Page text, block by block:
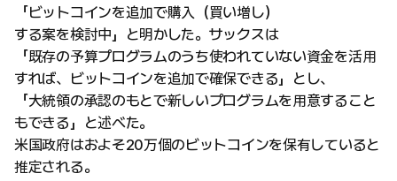
「ビットコインを追加で購入（買い増し）
する案を検討中」と明かした。サックスは
「既存の予算プログラムのうち使われていない資金を活用
すれば、ビットコインを追加で確保できる」とし、
「大統領の承認のもとで新しいプログラムを用意すること
もできる」と述べた。
米国政府はおよそ20万個のビットコインを保有していると
推定される。